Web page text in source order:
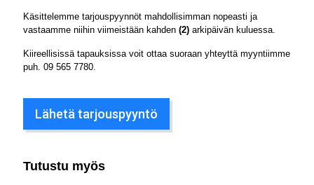
Käsittelemme tarjouspyynnöt mahdollisimman nopeasti ja
vastaamme niihin viimeistään kahden (2) arkipäivän kuluessa.
Kiireellisissä tapauksissa voit ottaa suoraan yhteyttä myyntiimme
puh. 09 565 7780
Lähetä tarjouspyyntö
Tutustu myös